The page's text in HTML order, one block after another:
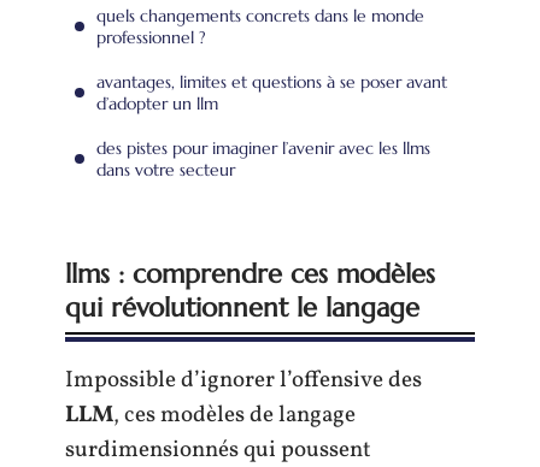
quels changements concrets dans le monde
professionnel ?
avantages, limites et questions à se poser avant
d’adopter un llm
des pistes pour imaginer l’avenir avec les llms
dans votre secteur
llms : comprendre ces modèles
qui révolutionnent le langage
Impossible d’ignorer l’offensive des
LLM, ces modèles de langage
surdimensionnés qui poussent